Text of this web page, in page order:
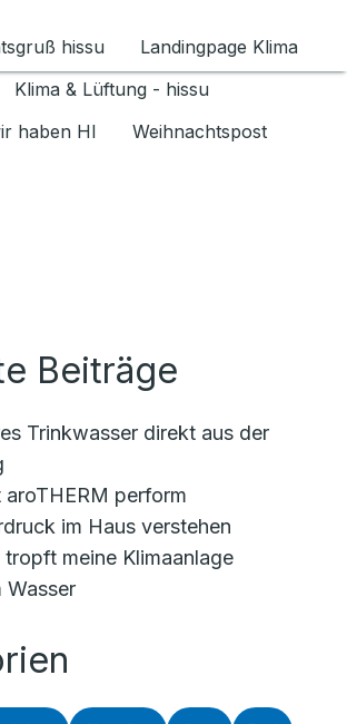
umschalten
hissu
Landingpage Klima
Klima & Lüftung - hissu
haben HI
Weihnachtspost
Beiträge
Trinkwasser direkt aus der
aroTHERM perform
im Haus verstehen
tropft meine Klimaanlage
Wasser